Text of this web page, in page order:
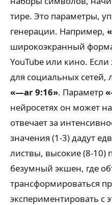
тире. Это параметры,
генерации. Например,
широкоэкранный
YouTube или кино.
для социальных сетей,
«—ar 9:16». Параметр
нейросетях он может
отвечает за
значения (1-3) дадут
листвы, высокие (8-10)
безумный экшен, где
трансформироваться
экспериментировать с